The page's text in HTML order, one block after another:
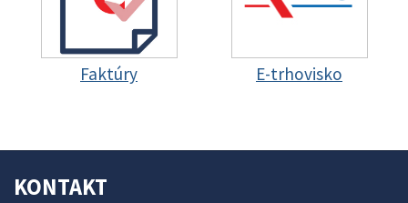
Faktúry E-trhovisko
KONTAKT